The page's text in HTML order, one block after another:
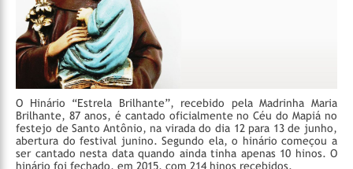
O Hinário “Estrela Brilhante”, recebido pela Madrinha Maria
Brilhante, 87 anos, é cantado oficialmente no Céu do Mapiá no
festejo de Santo Antônio, na virada do dia 12 para 13 de junho,
abertura do festival junino. Segundo ela, o hinário começou a
ser cantado nesta data quando ainda tinha apenas 10 hinos. O
hinário foi fechado, em 2015, com 214 hinos recebidos.